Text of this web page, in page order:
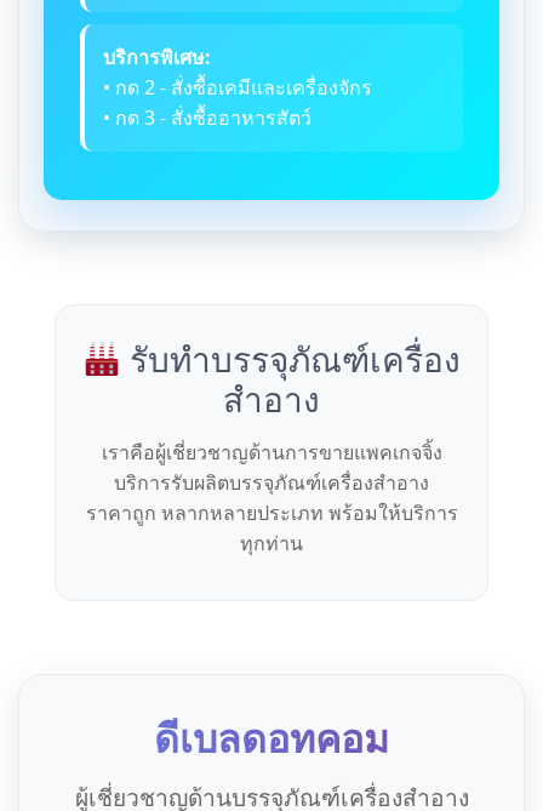
บริการพิเศษ:
• กด 2 - สั่งซื้อเคมีและเครื่องจักร
• กด 3 - สั่งซื้ออาหารสัตว์
รับทำบรรจุภัณฑ์เครื่อง
สำอาง
เราคือผู้เชี่ยวชาญด้านการขายแพคเกจจิ้ง
บริการรับผลิตบรรจุภัณฑ์เครื่องสำอาง
ราคาถูก หลากหลายประเภท พร้อมให้บริการ
ทุกท่าน
ดีเบลดอทคอม
ผู้เชี่ยวชาญด้านบรรจุภัณฑ์เครื่องสำอาง